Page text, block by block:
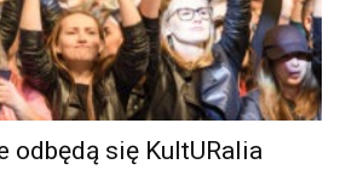
odbędą się KultURalia